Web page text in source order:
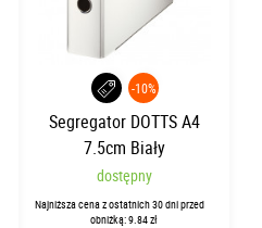
-10%
Segregator DOTTS A4
7.5cm Biały
dostępny
Najniższa cena z ostatnich 30 dni przed
obniżką: 9.84 zł